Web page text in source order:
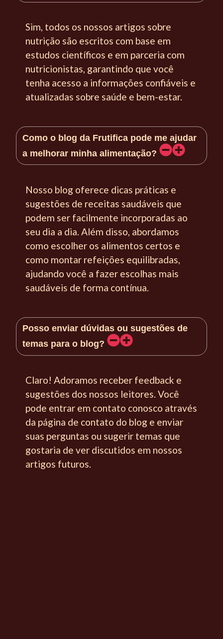
Sim, todos os nossos artigos sobre
nutrição são escritos com base em
estudos científicos e em parceria com
nutricionistas, garantindo que você
tenha acesso a informações confiáveis e
atualizadas sobre saúde e bem-estar.
Como o blog da Frutifica pode me ajudar
a melhorar minha alimentação?
Nosso blog oferece dicas práticas e
sugestões de receitas saudáveis que
podem ser facilmente incorporadas ao
seu dia a dia. Além disso, abordamos
como escolher os alimentos certos e
como montar refeições equilibradas,
ajudando você a fazer escolhas mais
saudáveis de forma contínua.
Posso enviar dúvidas ou sugestões de
temas para o blog?
Claro! Adoramos receber feedback e
sugestões dos nossos leitores. Você
pode entrar em contato conosco através
da página de contato do blog e enviar
suas perguntas ou sugerir temas que
gostaria de ver discutidos em nossos
artigos futuros.